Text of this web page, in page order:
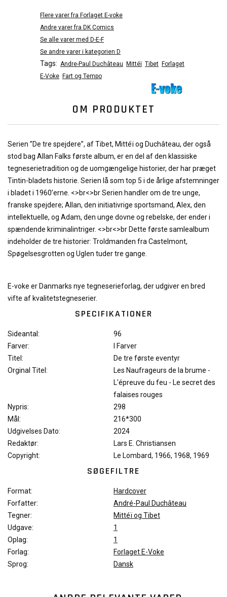
Flere varer fra Forlaget E-voke
Andre varer fra DK Comics
Se alle varer med D-E-F
Se andre varer i kategorien D
Tags: Andre-Paul Duchâteau Mittéï Tibet Forlaget
E-Voke Fart og Tempo
OM PRODUKTET
Serien ”De tre spejdere”, af Tibet, Mittéï og Duchâteau, der også
stod bag Allan Falks første album, er en del af den klassiske
tegneserietradition og de uomgængelige historier, der har præget
Tintin-bladets historie. Serien lå som top 5 i de årlige afstemninger
i bladet i 1960’erne. <>br<>br Serien handler om de tre unge,
franske spejdere; Allan, den initiativrige sportsmand, Alex, den
intellektuelle, og Adam, den unge dovne og rebelske, der ender i
spændende kriminalintriger. <>br<>br Dette første samlealbum
indeholder de tre historier: Troldmanden fra Castelmont,
Spøgelsesgrotten og Uglen tuder tre gange.
E-voke er Danmarks nye tegneserieforlag, der udgiver en bred
vifte af kvalitetstegneserier.
SPECIFIKATIONER
Sideantal:
96
Farver:
I Farver
Titel:
De tre første eventyr
Orginal Titel:
Les Naufrageurs de la brume -
L'épreuve du feu - Le secret des
falaises rouges
Nypris:
298
Mål:
216*300
Udgivelses Dato:
2024
Redaktør:
Lars E. Christiansen
Copyright:
Le Lombard, 1966, 1968, 1969
SØGEFILTRE
Format:
Hardcover
Forfatter:
André-Paul Duchâteau
Tegner:
Mittéï og Tibet
Udgave:
1
Oplag:
1
Forlag:
Forlaget E-Voke
Sprog:
Dansk